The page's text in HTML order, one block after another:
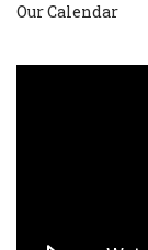
Our Calendar